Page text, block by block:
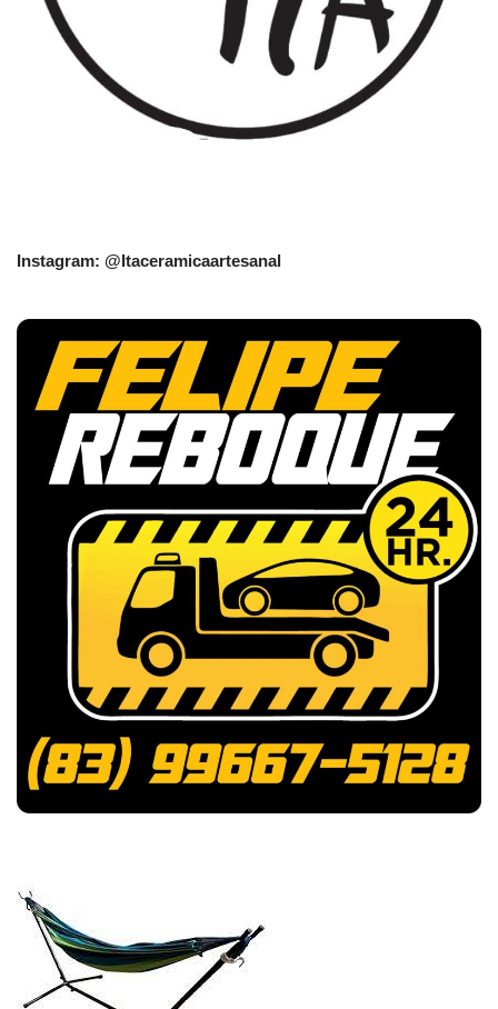
Instagram: @Itaceramicaartesanal